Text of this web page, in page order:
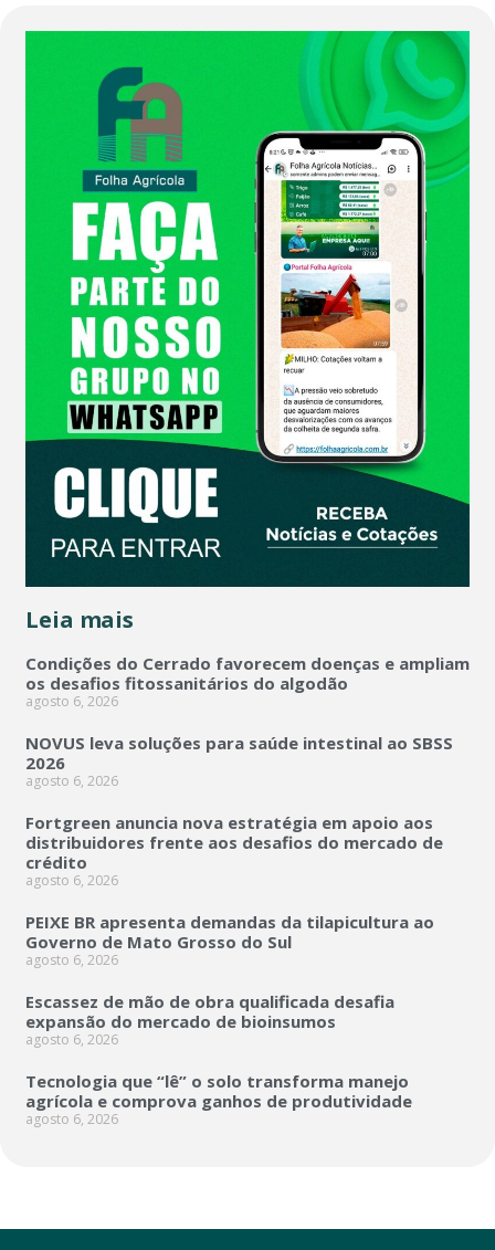
Leia mais
Condições do Cerrado favorecem doenças e ampliam
os desafios fitossanitários do algodão
agosto 6, 2026
NOVUS leva soluções para saúde intestinal ao SBSS
2026
agosto 6, 2026
Fortgreen anuncia nova estratégia em apoio aos
distribuidores frente aos desafios do mercado de
crédito
agosto 6, 2026
PEIXE BR apresenta demandas da tilapicultura ao
Governo de Mato Grosso do Sul
agosto 6, 2026
Escassez de mão de obra qualificada desafia
expansão do mercado de bioinsumos
agosto 6, 2026
Tecnologia que “lê” o solo transforma manejo
agrícola e comprova ganhos de produtividade
agosto 6, 2026